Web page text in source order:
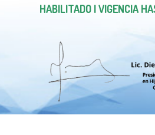
HABILITADO | VIGENCIA